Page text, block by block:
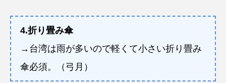
4.折り畳み傘
→台湾は雨が多いので軽くて小さい折り畳み
傘必須。（弓月）